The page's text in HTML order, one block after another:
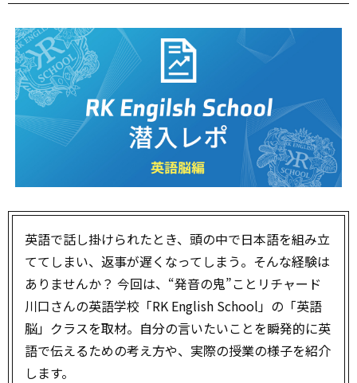
英語で話し掛けられたとき、頭の中で日本語を組み立
ててしまい、返事が遅くなってしまう――。そんな経験は
ありませんか？ 今回は、“発音の鬼”ことリチャード
川口さんの英語学校「RK English School」の「英語
脳」クラスを取材。自分の言いたいことを瞬発的に英
語で伝えるための考え方や、実際の授業の様子を紹介
します。